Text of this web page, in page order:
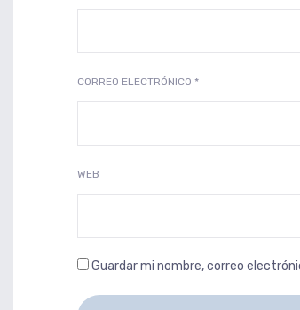
CORREO ELECTRÓNICO *
WEB
Guardar mi nombre, correo